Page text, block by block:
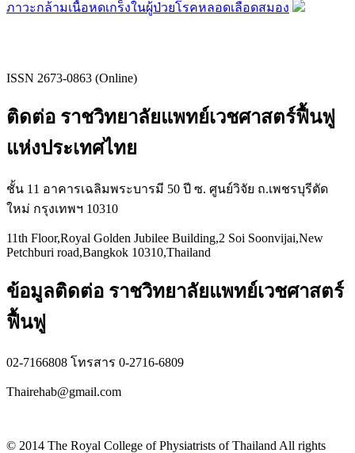
ภาวะกล้ามเนื้อหดเกร็งในผู้ป่วยโรคหลอดเลือดสมอง
ISSN 2673-0863 (Online)
ติดต่อ ราชวิทยาลัยแพทย์เวชศาสตร์ฟื้นฟู
แห่งประเทศไทย
ชั้น 11 อาคารเฉลิมพระบารมี 50 ปี ซ. ศูนย์วิจัย ถ.เพชรบุรีตัด
ใหม่ กรุงเทพฯ 10310
11th Floor,Royal Golden Jubilee Building,2 Soi Soonvijai,New
Petchburi road,Bangkok 10310,Thailand
ข้อมูลติดต่อ ราชวิทยาลัยแพทย์เวชศาสตร์
ฟื้นฟู
02-7166808 โทรสาร 0-2716-6809
Thairehab@gmail.com
© 2014 The Royal College of Physiatrists of Thailand All rights